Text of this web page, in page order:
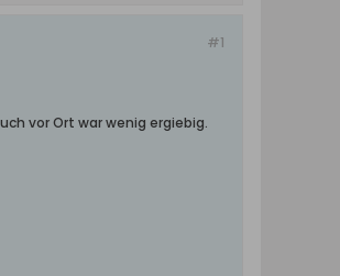
#1
vor Ort war wenig ergiebig.